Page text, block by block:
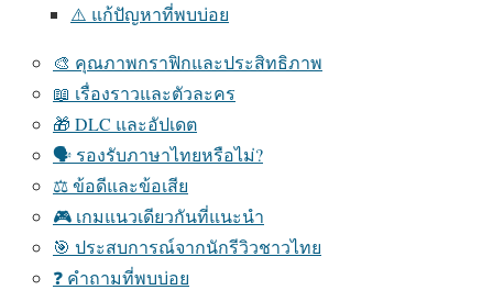
⚠️ แก้ปัญหาที่พบบ่อย
🎨 คุณภาพกราฟิกและประสิทธิภาพ
📖 เรื่องราวและตัวละคร
🎁 DLC และอัปเดต
🗣️ รองรับภาษาไทยหรือไม่?
⚖️ ข้อดีและข้อเสีย
🎮 เกมแนวเดียวกันที่แนะนำ
🎯 ประสบการณ์จากนักรีวิวชาวไทย
❓ คำถามที่พบบ่อย